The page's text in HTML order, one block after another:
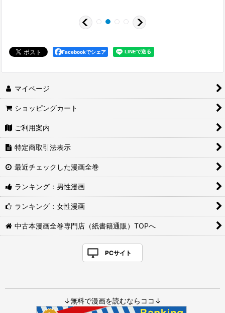
Facebookでシェア
マイページ
ショッピングカート
ご利用案内
特定商取引法表示
最近チェックした漫画全巻
ランキング：男性漫画
ランキング：女性漫画
中古本漫画全巻専門店（紙書籍通販）TOPへ
PCサイト
↓無料で漫画を読むならココ↓